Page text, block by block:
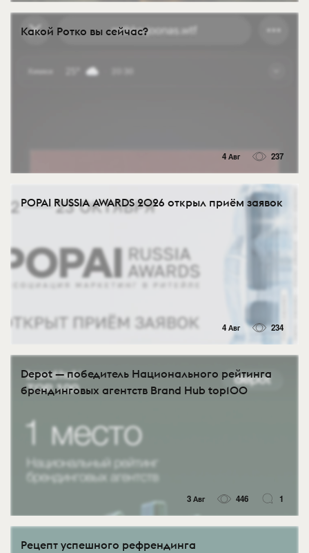
Какой Ротко вы сейчас?
4 Авг 237
POPAI RUSSIA AWARDS 2026 открыл приём заявок
4 Авг 234
Depot — победитель Национального рейтинга
брендинговых агентств Brand Hub top100
3 Авг 446 1
Рецепт успешного рефрендинга